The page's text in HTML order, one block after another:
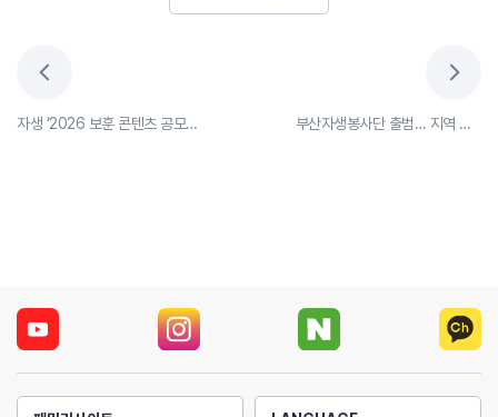
자생 ‘2026 보훈 콘텐츠 공모전’ 시상식 개최, “K-영웅의 삶, 예술로 재조명” 부산자생봉사단 출범… 지역 나눔 활동 본격화·취약계층 백미 나눔